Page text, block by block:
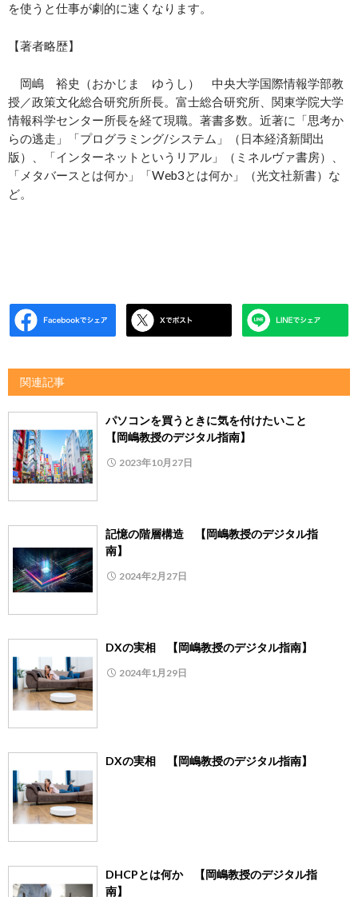
を使うと仕事が劇的に速くなります。
【著者略歴】
岡嶋 裕史（おかじま ゆうし） 中央大学国際情報学部教
授／政策文化総合研究所所長。富士総合研究所、関東学院大学
情報科学センター所長を経て現職。著書多数。近著に「思考か
らの逃走」「プログラミング/システム」（日本経済新聞出
版）、「インターネットというリアル」（ミネルヴァ書房）、
「メタバースとは何か」「Web3とは何か」（光文社新書）な
ど。
関連記事
パソコンを買うときに気を付けたいこと
【岡嶋教授のデジタル指南】
2023年10月27日
記憶の階層構造 【岡嶋教授のデジタル指
南】
2024年2月27日
DXの実相 【岡嶋教授のデジタル指南】
2024年1月29日
DXの実相 【岡嶋教授のデジタル指南】
DHCPとは何か 【岡嶋教授のデジタル指
南】